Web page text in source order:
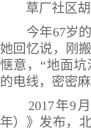
草厂社区
今年67岁的
她回忆说，刚
惬意，“地面
的电线，密密
2017年9月
年）》发布，